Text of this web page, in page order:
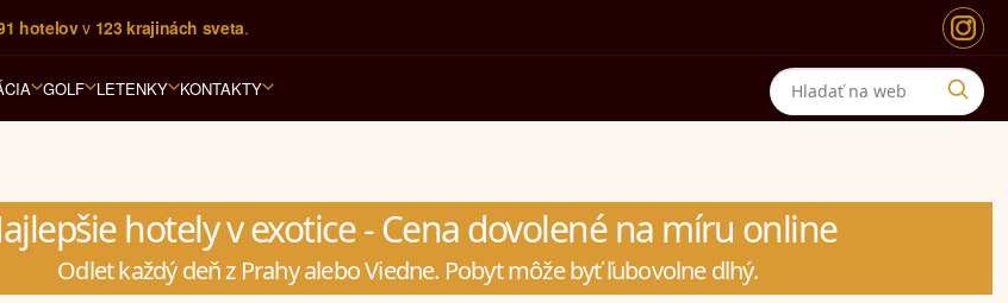
hotelov v 123 krajinách sveta.
na mieru.
GOLF LETENKY KONTAKTY
hotely v exotice - Cena dovolené na míru online
Odlet každý deň z Prahy alebo Viedne. Pobyt môže byť ľubovolne dlhý.